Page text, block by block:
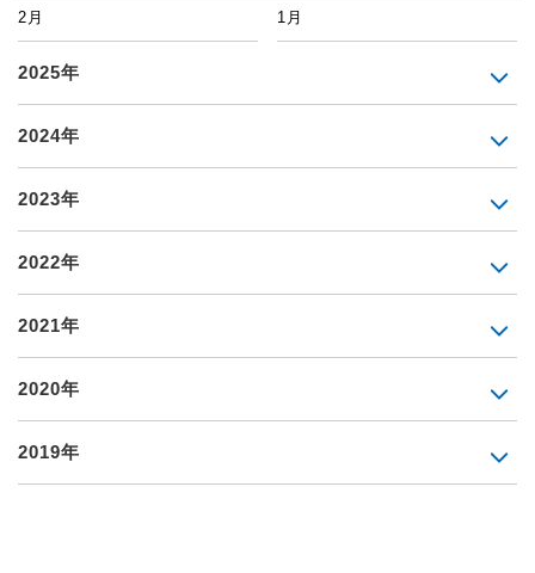
2月 1月
2025年
2024年
2023年
2022年
2021年
2020年
2019年